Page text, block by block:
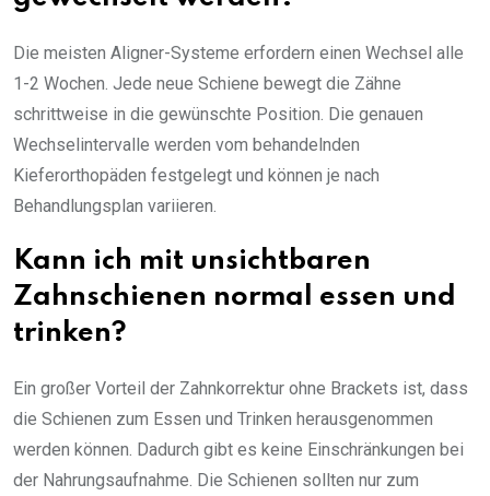
Die meisten Aligner-Systeme erfordern einen Wechsel alle
1-2 Wochen. Jede neue Schiene bewegt die Zähne
schrittweise in die gewünschte Position. Die genauen
Wechselintervalle werden vom behandelnden
Kieferorthopäden festgelegt und können je nach
Behandlungsplan variieren.
Kann ich mit unsichtbaren
Zahnschienen normal essen und
trinken?
Ein großer Vorteil der Zahnkorrektur ohne Brackets ist, dass
die Schienen zum Essen und Trinken herausgenommen
werden können. Dadurch gibt es keine Einschränkungen bei
der Nahrungsaufnahme. Die Schienen sollten nur zum